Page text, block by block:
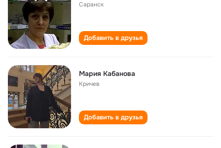
Саранск
Добавить в друзья
Мария Кабанова
Кричев
Добавить в друзья